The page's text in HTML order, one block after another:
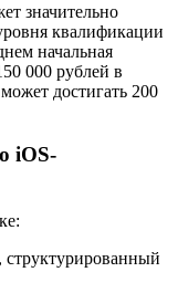
значительно
квалификации
начальная
000 рублей в
достигать 200
iOS-